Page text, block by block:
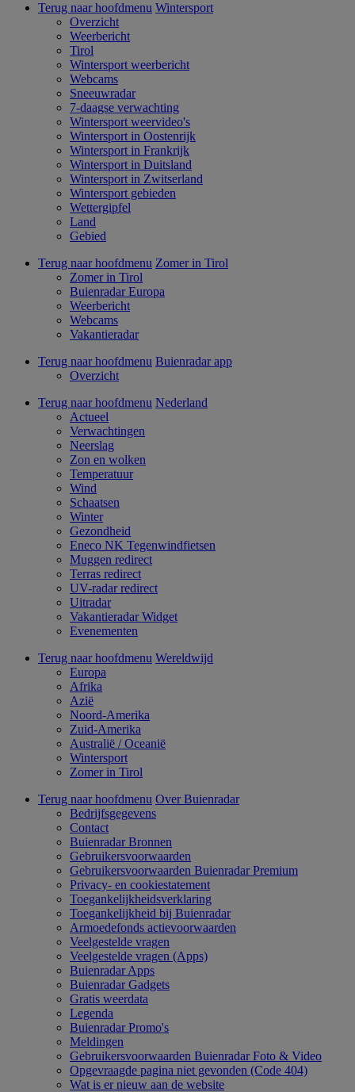
Terug naar hoofdmenu Wintersport
Overzicht
Weerbericht
Tirol
Wintersport weerbericht
Webcams
Sneeuwradar
7-daagse verwachting
Wintersport weervideo's
Wintersport in Oostenrijk
Wintersport in Frankrijk
Wintersport in Duitsland
Wintersport in Zwitserland
Wintersport gebieden
Wettergipfel
Land
Gebied
Terug naar hoofdmenu Zomer in Tirol
Zomer in Tirol
Buienradar Europa
Weerbericht
Webcams
Vakantieradar
Terug naar hoofdmenu Buienradar app
Overzicht
Terug naar hoofdmenu Nederland
Actueel
Verwachtingen
Neerslag
Zon en wolken
Temperatuur
Wind
Schaatsen
Winter
Gezondheid
Eneco NK Tegenwindfietsen
Muggen redirect
Terras redirect
UV-radar redirect
Uitradar
Vakantieradar Widget
Evenementen
Terug naar hoofdmenu Wereldwijd
Europa
Afrika
Azië
Noord-Amerika
Zuid-Amerika
Australië / Oceanië
Wintersport
Zomer in Tirol
Terug naar hoofdmenu Over Buienradar
Bedrijfsgegevens
Contact
Buienradar Bronnen
Gebruikersvoorwaarden
Gebruikersvoorwaarden Buienradar Premium
Privacy- en cookiestatement
Toegankelijkheidsverklaring
Toegankelijkheid bij Buienradar
Armoedefonds actievoorwaarden
Veelgestelde vragen
Veelgestelde vragen (Apps)
Buienradar Apps
Buienradar Gadgets
Gratis weerdata
Legenda
Buienradar Promo's
Meldingen
Gebruikersvoorwaarden Buienradar Foto & Video
Opgevraagde pagina niet gevonden (Code 404)
Wat is er nieuw aan de website